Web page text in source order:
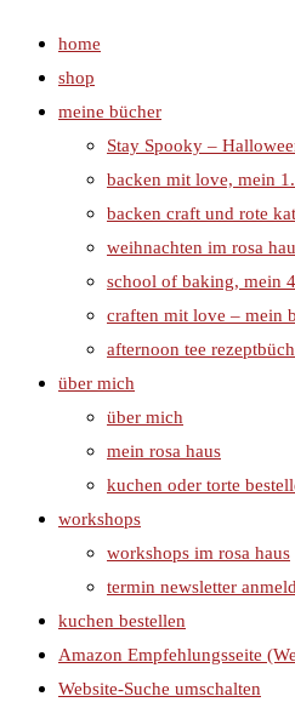
home
shop
meine bücher
Stay Spooky –
backen mit love, mein
backen craft und rote
weihnachten im rosa
school of baking, mein
craften mit love – mein
afternoon tee
über mich
über mich
mein rosa haus
kuchen oder torte
workshops
workshops im rosa haus
termin newsletter
kuchen bestellen
Amazon Empfehlungsseite
Website-Suche umschalten